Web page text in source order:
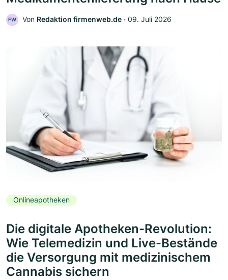
FW Von Redaktion firmenweb.de ‧ 09. Juli 2026
Onlineapotheken
Die digitale Apotheken-Revolution:
Wie Telemedizin und Live-Bestände
die Versorgung mit medizinischem
Cannabis sichern